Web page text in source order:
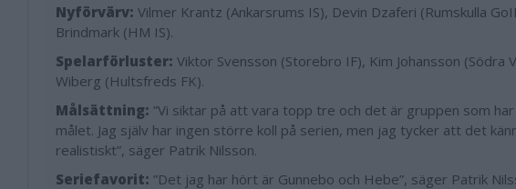
Nyförvärv: Vilmer Krantz (Ankarsrums IS), Devin Dzaferi (Rumskulla
Brindmark (HM IS).
Spelarförluster: Viktor Svensson (Storebro IF), Kim Johansson (Södra
Wiberg (Hultsfreds FK).
Målsättning: ”Vi siktar på att vara topp tre och det är gruppen som
målet. Jag själv har ingen större koll på serien, men jag tycker att det
realistiskt”, säger Patrik Nilsson.
Seriefavorit: ”Det jag har hört är Gunnebo och Hebe”, säger Patrik